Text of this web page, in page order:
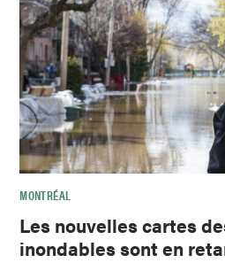
MONTRÉAL
Les nouvelles cartes
inondables sont en